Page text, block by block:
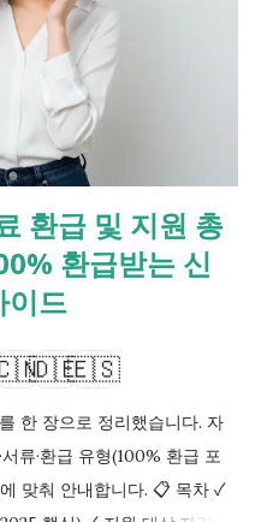
드맵: 언어+국제 자격의 투트
지 순서가 헷갈립니다. 이 섹
, 6개월 설계 예시를 다룹니다.
자격증은 채용의 당락을 좌
저 정하기 데이터 분석을 목표
문턱을 못 넘겼죠. 직무 증명
자격을 고르세요. IT는 클라우
, 경영은 프로젝트·재무 자격이
준을 맞추는 전략으로 병행합
. 0~2개월 기초·용어, 3~4개
트폴리오. 한 문장 자기소개
환급 및 지원 총
환급받는 신
이드
🇩🇪🇪🇸
한 장으로 정리했습니다. 자
류·환급 유형(100% 환급 포
맞춰 안내합니다. 📋 목차 ✓